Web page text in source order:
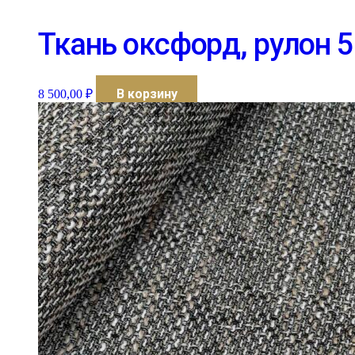
Ткань оксфорд, рулон
8 500,00 ₽ В корзину